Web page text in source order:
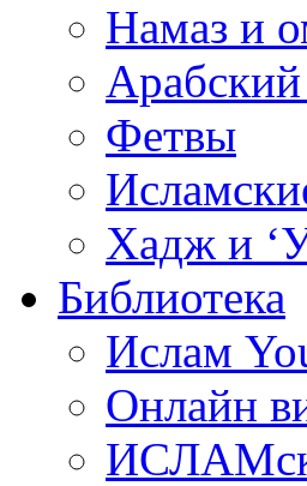
Намаз и
Фетвы
Хадж и
Библиотека
Ислам
Онлайн